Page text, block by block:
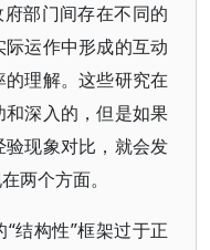
部门间存在不同的
运作中形成的互动
理解。这些研究在
深入的，但是如果
现象对比，就会发
两个方面。
结构性”框架过于正